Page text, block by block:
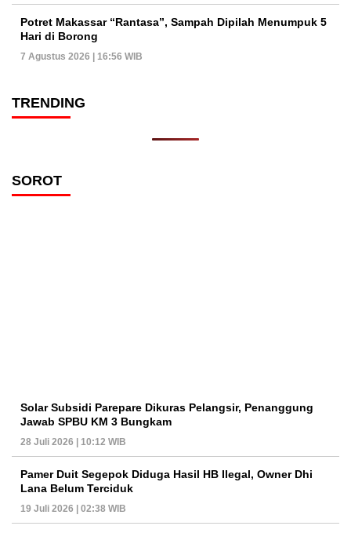
Potret Makassar “Rantasa”, Sampah Dipilah Menumpuk 5
Hari di Borong
7 Agustus 2026 | 16:56 WIB
TRENDING
SOROT
Solar Subsidi Parepare Dikuras Pelangsir, Penanggung
Jawab SPBU KM 3 Bungkam
28 Juli 2026 | 10:12 WIB
Pamer Duit Segepok Diduga Hasil HB Ilegal, Owner Dhi
Lana Belum Terciduk
19 Juli 2026 | 02:38 WIB